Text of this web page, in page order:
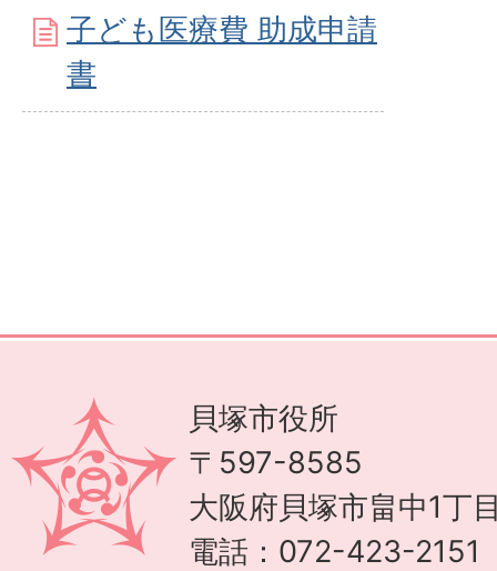
子ども医療費 助成申請
書
貝塚市役所
〒597-8585
大阪府貝塚市畠中1丁
電話：072-423-2151